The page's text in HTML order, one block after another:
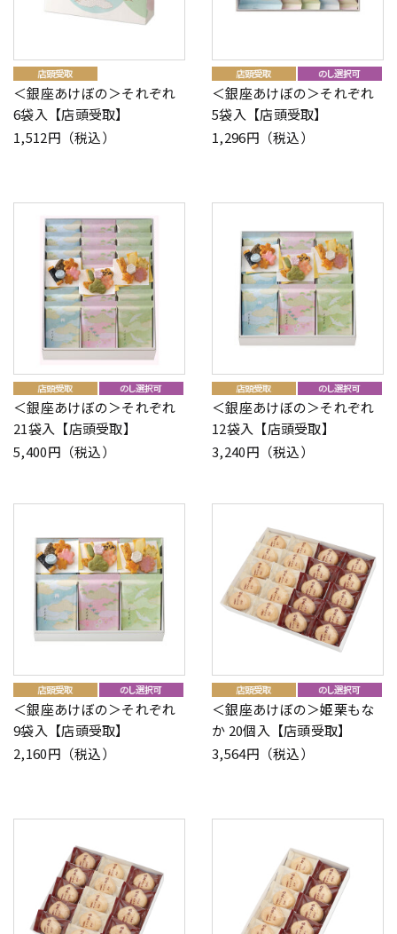
＜銀座あけぼの＞それぞれ
6袋入【店頭受取】
1,512円（税込）
＜銀座あけぼの＞それぞれ
5袋入【店頭受取】
1,296円（税込）
＜銀座あけぼの＞それぞれ
21袋入【店頭受取】
5,400円（税込）
＜銀座あけぼの＞それぞれ
12袋入【店頭受取】
3,240円（税込）
＜銀座あけぼの＞それぞれ
9袋入【店頭受取】
2,160円（税込）
＜銀座あけぼの＞姫栗もな
か 20個入【店頭受取】
3,564円（税込）